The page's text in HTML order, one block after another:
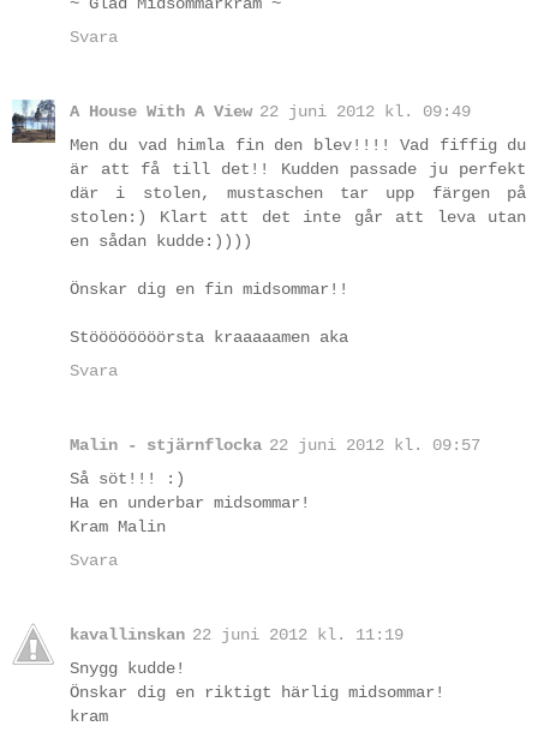
~ Glad Midsommarkram ~
Svara
A House With A View 22 juni 2012 kl. 09:49
Men du vad himla fin den blev!!!! Vad fiffig du
är att få till det!! Kudden passade ju perfekt
där i stolen, mustaschen tar upp färgen på
stolen:) Klart att det inte går att leva utan
en sådan kudde:))))
Önskar dig en fin midsommar!!
Stöööööööörsta kraaaaamen aka
Svara
Malin - stjärnflocka 22 juni 2012 kl. 09:57
Så söt!!! :)
Ha en underbar midsommar!
Kram Malin
Svara
kavallinskan 22 juni 2012 kl. 11:19
Snygg kudde!
Önskar dig en riktigt härlig midsommar!
kram